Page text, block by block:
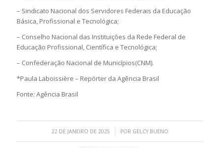
– Sindicato Nacional dos Servidores Federais da Educação
Básica, Profissional e Tecnológica;
– Conselho Nacional das Instituições da Rede Federal de
Educação Profissional, Científica e Tecnológica;
– ⁠Confederação Nacional de Municípios(CNM).
*Paula Laboissière – Repórter da Agência Brasil
Fonte: Agência Brasil
22 DE JANEIRO DE 2025
/ POR GELCY BUENO